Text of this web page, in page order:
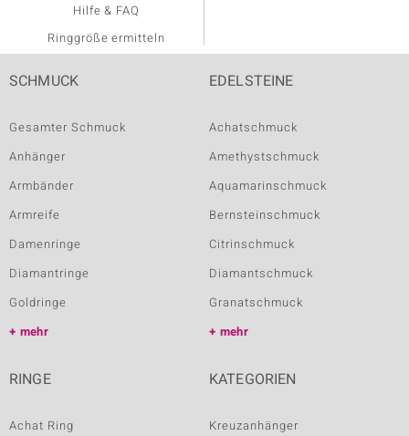
Hilfe & FAQ
Ringgröße ermitteln
SCHMUCK
Gesamter Schmuck
Anhänger
Armbänder
Armreife
Damenringe
Diamantringe
Goldringe
mehr
EDELSTEINE
Achatschmuck
Amethystschmuck
Aquamarinschmuck
Bernsteinschmuck
Citrinschmuck
Diamantschmuck
Granatschmuck
mehr
RINGE
Achat Ring
KATEGORIEN
Kreuzanhänger